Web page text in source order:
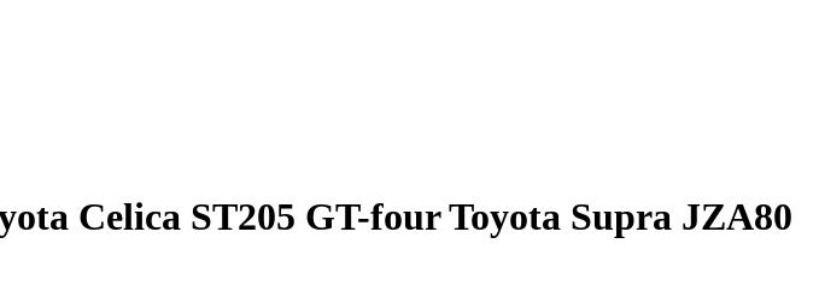
Celica ST205 GT-four Toyota Supra JZA80